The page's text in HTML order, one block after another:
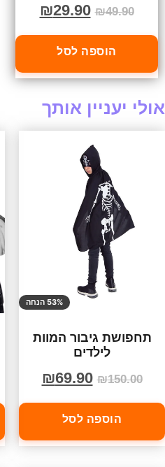
₪49.90
₪29.90
הוספה לסל
אולי יעניין אותך
53% הנחה
תחפושת גיבור המוות
לילדים
₪150.00
₪69.90
הוספה לסל